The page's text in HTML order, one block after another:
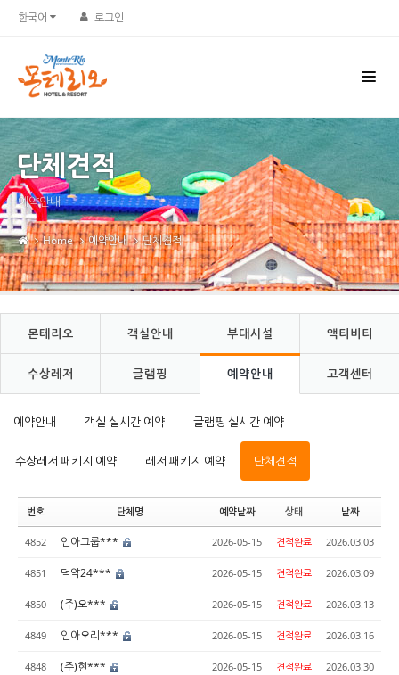
한국어 로그인
단체견적
예약안내
Home 예약안내 단체견적
몬테리오 객실안내 부대시설 액티비티
수상레저 글램핑 예약안내 고객센터
예약안내 객실 실시간 예약 글램핑 실시간 예약
수상레저 패키지 예약 레저 패키지 예약 단체견적
번호 단체명 예약날짜 상태 날짜
4852 인아그룹*** 2026-05-15 견적완료 2026.03.03
4851 덕약24*** 2026-05-15 견적완료 2026.03.09
4850 (주)오*** 2026-05-15 견적완료 2026.03.13
4849 인아오리*** 2026-05-15 견적완료 2026.03.16
4848 (주)현*** 2026-05-15 견적완료 2026.03.30
Sketchbook5, 스케치북5